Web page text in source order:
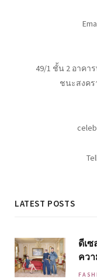
49/1 ชั้น 2 อาคา
ชนะสงคร
LATEST POSTS
ดีเ
คว